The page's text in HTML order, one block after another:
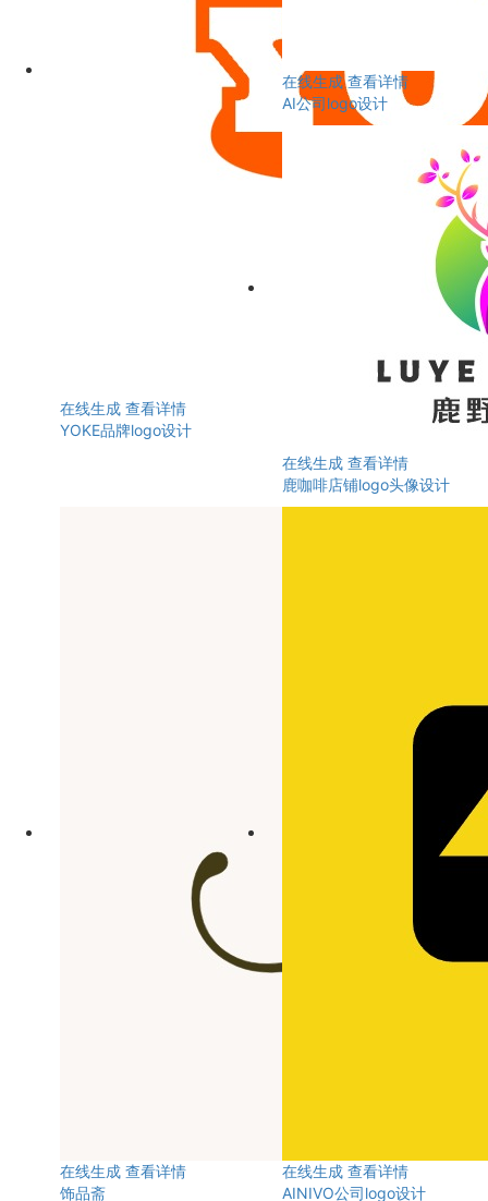
在线生成 查看详情
YOKE品牌logo设计
在线生成 查看详情
AI公司logo设计
在线生成 查看详情
鹿咖啡店铺logo头像设计
在线生成 查看详情
饰品斋
在线生成 查看详情
AINIVO公司logo设计